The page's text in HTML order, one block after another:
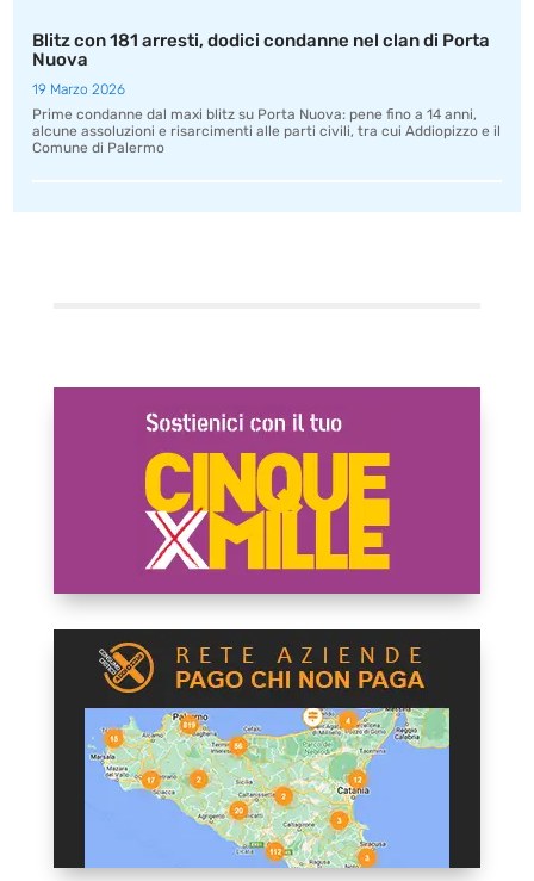
Blitz con 181 arresti, dodici condanne nel clan di Porta
Nuova
19 Marzo 2026
Prime condanne dal maxi blitz su Porta Nuova: pene fino a 14 anni,
alcune assoluzioni e risarcimenti alle parti civili, tra cui Addiopizzo e il
Comune di Palermo